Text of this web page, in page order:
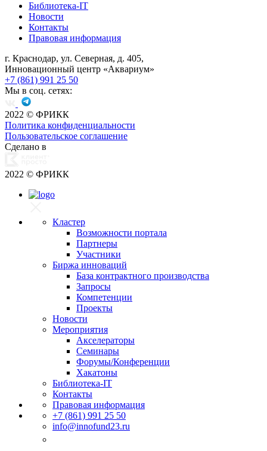
Библиотека-IT
Новости
Контакты
Правовая информация
г. Краснодар, ул. Северная, д. 405,
Инновационный центр «Аквариум»
+7 (861) 991 25 50
Мы в соц. сетях:
2022 © ФРИКК
Политика конфиденциальности
Пользовательское соглашение
Сделано в
2022 © ФРИКК
Кластер
Возможности портала
Партнеры
Участники
Биржа инноваций
База контрактного производства
Запросы
Компетенции
Проекты
Новости
Мероприятия
Акселераторы
Семинары
Форумы/Конференции
Хакатоны
Библиотека-IT
Контакты
Правовая информация
+7 (861) 991 25 50
info@innofund23.ru